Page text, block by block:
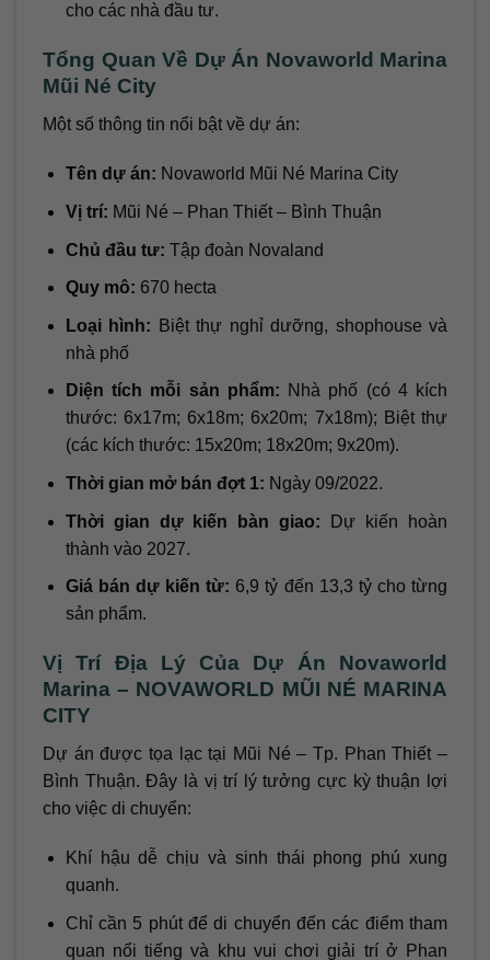
cho các nhà đầu tư.
Tổng Quan Về Dự Án Novaworld Marina
Mũi Né City
Một số thông tin nổi bật về dự án:
Tên dự án: Novaworld Mũi Né Marina City
Vị trí: Mũi Né – Phan Thiết – Bình Thuận
Chủ đầu tư: Tập đoàn Novaland
Quy mô: 670 hecta
Loại hình: Biệt thự nghỉ dưỡng, shophouse và
nhà phố
Diện tích mỗi sản phẩm: Nhà phố (có 4 kích
thước: 6x17m; 6x18m; 6x20m; 7x18m); Biệt thự
(các kích thước: 15x20m; 18x20m; 9x20m).
Thời gian mở bán đợt 1: Ngày 09/2022.
Thời gian dự kiến bàn giao: Dự kiến hoàn
thành vào 2027.
Giá bán dự kiến từ: 6,9 tỷ đến 13,3 tỷ cho từng
sản phẩm.
Vị Trí Địa Lý Của Dự Án Novaworld
Marina – NOVAWORLD MŨI NÉ MARINA
CITY
Dự án được tọa lạc tại Mũi Né – Tp. Phan Thiết –
Bình Thuận. Đây là vị trí lý tưởng cực kỳ thuận lợi
cho việc di chuyển:
Khí hậu dễ chịu và sinh thái phong phú xung
quanh.
Chỉ cần 5 phút để di chuyển đến các điểm tham
quan nổi tiếng và khu vui chơi giải trí ở Phan